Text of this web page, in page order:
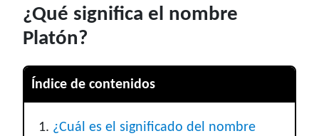
¿Qué significa el nombre
Platón?
Índice de contenidos
¿Cuál es el significado del nombre